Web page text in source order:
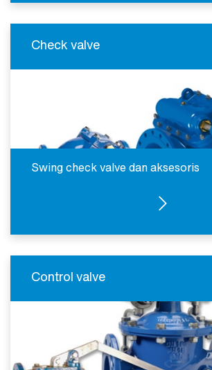
Check valve
Swing check valve dan aksesoris
CHECK VALVES
Control valve